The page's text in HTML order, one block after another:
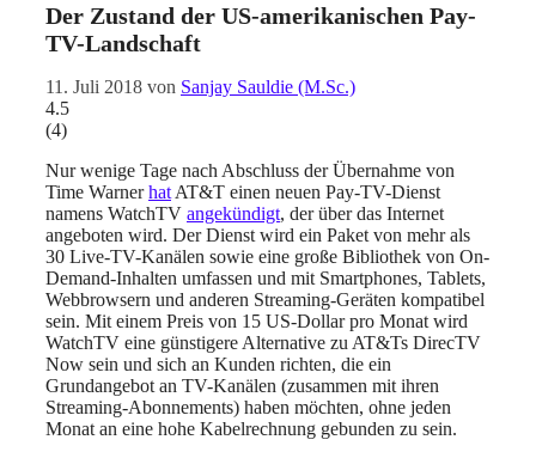
Der Zustand der US-amerikanischen Pay-
TV-Landschaft
11. Juli 2018 von Sanjay Sauldie (M.Sc.)
4.5
(4)
Nur wenige Tage nach Abschluss der Übernahme von
Time Warnerhat AT&T einen neuen Pay-TV-Dienst
namens WatchTV angekündigt, der über das Internet
angeboten wird. Der Dienst wird ein Paket von mehr als
30 Live-TV-Kanälen sowie eine große Bibliothek von On-
Demand-Inhalten umfassen und mit Smartphones, Tablets,
Webbrowsern und anderen Streaming-Geräten kompatibel
sein. Mit einem Preis von 15 US-Dollar pro Monat wird
WatchTV eine günstigere Alternative zu AT&Ts DirecTV
Now sein und sich an Kunden richten, die ein
Grundangebot an TV-Kanälen (zusammen mit ihren
Streaming-Abonnements) haben möchten, ohne jeden
Monat an eine hohe Kabelrechnung gebunden zu sein.